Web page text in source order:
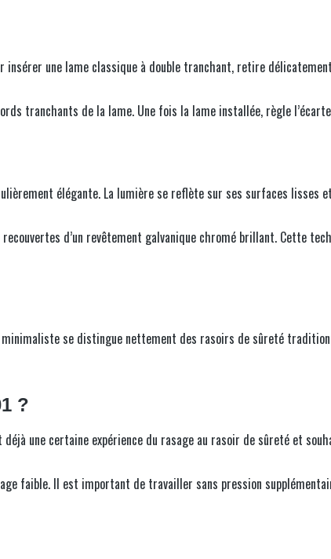
insérer une lame classique à double tranchant, retire
tranchants de la lame. Une fois la lame installée, règle
élégante. La lumière se reflète sur ses surfaces lisses
d’un revêtement galvanique chromé brillant. Cette
minimaliste se distingue nettement des rasoirs de sûreté
?
une certaine expérience du rasage au rasoir de sûreté et
faible. Il est important de travailler sans pression